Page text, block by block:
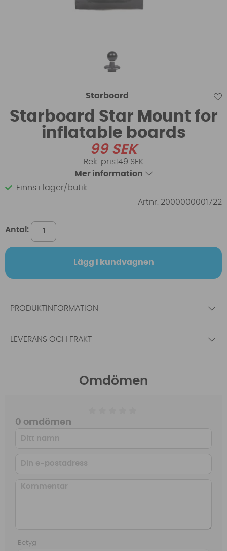
Starboard
Starboard Star Mount for
inflatable boards
99SEK
149 SEK
Mer information
Finns i lager/butik
Artnr: 2000000001722
Antal:
Lägg i kundvagnen
PRODUKTINFORMATION
LEVERANS OCH FRAKT
Omdömen
0 omdömen
Betyg